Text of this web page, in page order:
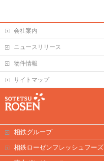
会社案内
ニュースリリース
物件情報
サイトマップ
相鉄グループ
相鉄ローゼンフレッシュフーズ